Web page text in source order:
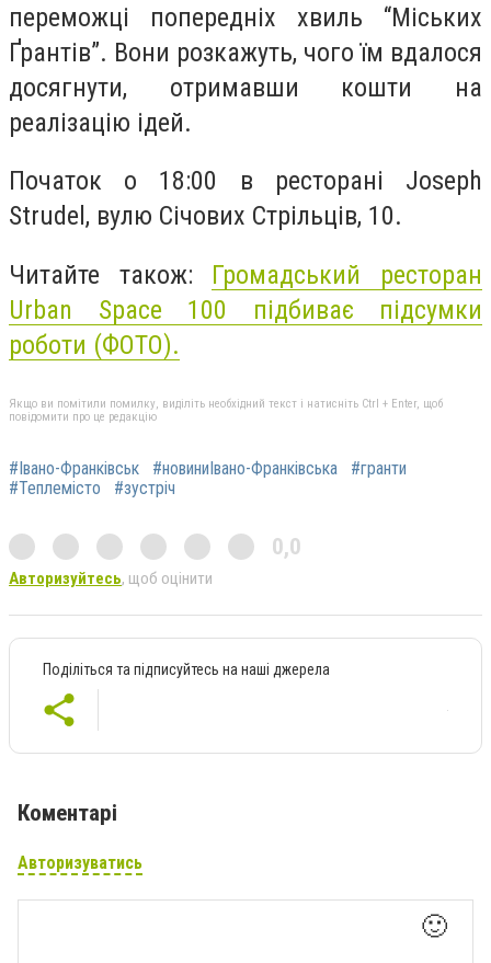
переможці попередніх хвиль “Міських
Ґрантів”. Вони розкажуть, чого їм вдалося
досягнути, отримавши кошти на
реалізацію ідей.
Початок о 18:00 в ресторані Joseph
Strudel, вулю Січових Стрільців, 10.
Читайте також: Громадський ресторан
Urban Space 100 підбиває підсумки
роботи (ФОТО).
Якщо ви помітили помилку, виділіть необхідний текст і натисніть Ctrl + Enter, щоб
повідомити про це редакцію
#Івано-Франківськ #новиниІвано-Франківська
#гранти
#Теплемісто
#зустріч
0,0
Авторизуйтесь, щоб оцінити
Поділіться та підписуйтесь на наші джерела
Коментарі
Авторизуватись
🙂